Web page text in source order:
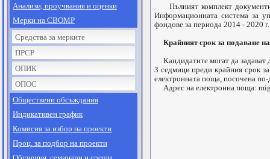
Пълният комплект
Информационната система за
фондове за периода 2014 -
Крайният срок за подаване
Кандидатите могат да задават
3 седмици преди крайния срок
електронната поща, посочена
Адрес на електронна поща:
Анализи, проучвания и оценки
Мерки на СВОМР
Средства за мерките
ПРСР
ОПИК
ОПОС
Обществени обсъждания
Индикативен график
Комисия за избор на проекти
Проц. за подбор на проекти
Обучения, семинари и срещи